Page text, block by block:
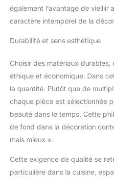
également l’avantage de vieillir
caractère intemporel de la
Durabilité et sens esthétique
Choisir des matériaux durables,
éthique et économique. Dans
la quantité. Plutôt que de
chaque pièce est sélectionnée
beauté dans le temps. Cette
de fond dans la décoration
mais mieux ».
Cette exigence de qualité se
particulière dans la cuisine,